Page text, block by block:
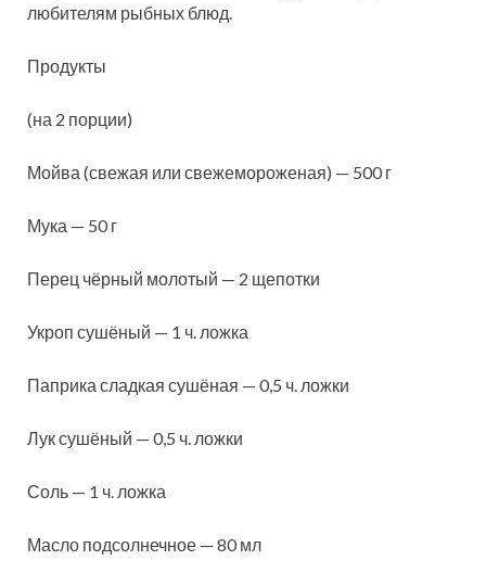
любителям рыбных блюд.
Продукты
(на 2 порции)
Мойва (свежая или свежемороженая) — 500 г
Мука — 50 г
Перец чёрный молотый — 2 щепотки
Укроп сушёный — 1 ч. ложка
Паприка сладкая сушёная — 0,5 ч. ложки
Лук сушёный — 0,5 ч. ложки
Соль — 1 ч. ложка
Масло подсолнечное — 80 мл